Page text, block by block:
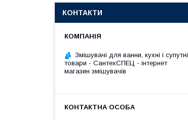
КОНТАКТИ
Змішувачі для ванни, кухні і супутні
товари - СантехСПЕЦ - інтернет
магазин змішувачів